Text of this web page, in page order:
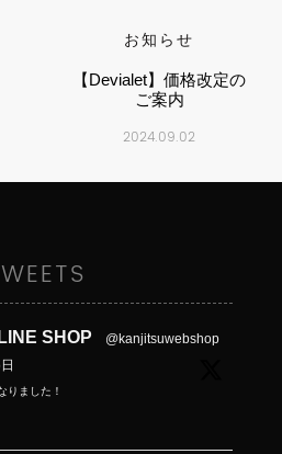
お知らせ
【Devialet】価格改定の
ご案内
2024.09.02
SHOP
@kanjitsuwebshop
りました！